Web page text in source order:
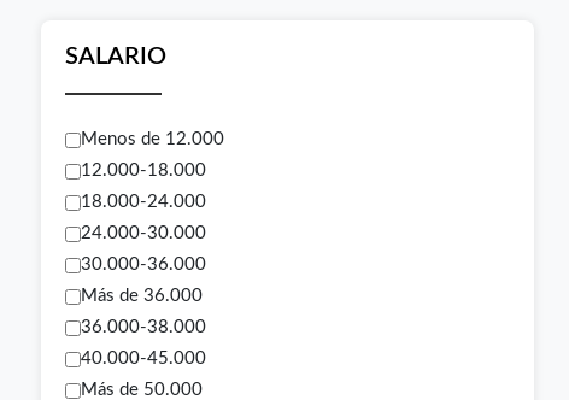
SALARIO
Menos de 12.000
12.000-18.000
18.000-24.000
24.000-30.000
30.000-36.000
Más de 36.000
36.000-38.000
40.000-45.000
Más de 50.000